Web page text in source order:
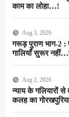
काम का लोहा…!
Aug 3, 2026
गरूड़ पुराण भाग-2
गालियाँ सुरूर
Aug 2, 2026
न्याय के गलियारों
कलह का